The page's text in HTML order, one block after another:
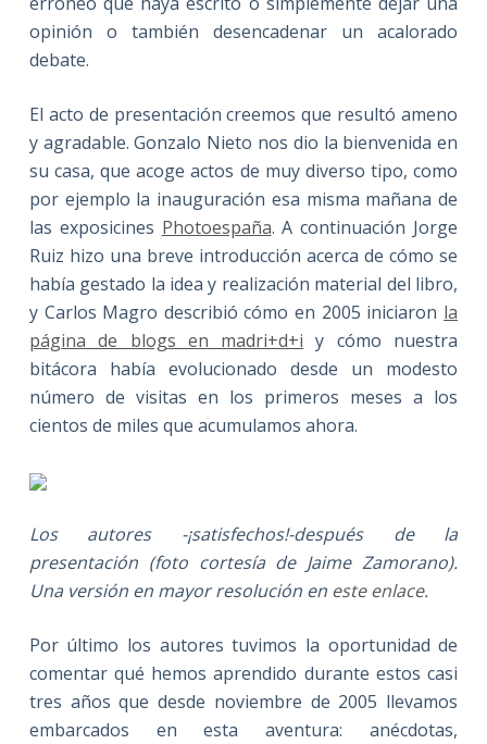
opinión o también desencadenar un acalorado
debate.
El acto de presentación creemos que resultó ameno
y agradable. Gonzalo Nieto nos dio la bienvenida en
su casa, que acoge actos de muy diverso tipo, como
por ejemplo la inauguración esa misma mañana de
las exposicines Photoespaña. A continuación Jorge
Ruiz hizo una breve introducción acerca de cómo se
había gestado la idea y realización material del libro,
y Carlos Magro describió cómo en 2005 iniciaron la
página de blogs en madri+d+i y cómo nuestra
bitácora había evolucionado desde un modesto
número de visitas en los primeros meses a los
cientos de miles que acumulamos ahora.
Los autores -¡satisfechos!-después de la
presentación (foto cortesía de Jaime Zamorano).
Una versión en mayor resolución en este enlace.
Por último los autores tuvimos la oportunidad de
comentar qué hemos aprendido durante estos casi
tres años que desde noviembre de 2005 llevamos
embarcados en esta aventura: anécdotas,